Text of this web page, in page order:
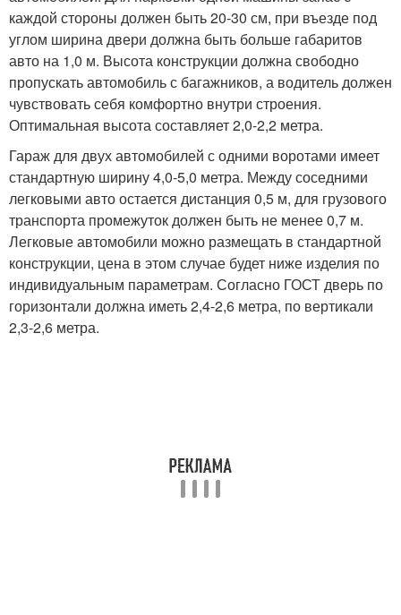
каждой стороны должен быть 20-30 см, при въезде под
углом ширина двери должна быть больше габаритов
авто на 1,0 м. Высота конструкции должна свободно
пропускать автомобиль с багажников, а водитель должен
чувствовать себя комфортно внутри строения.
Оптимальная высота составляет 2,0-2,2 метра.
Гараж для двух автомобилей с одними воротами имеет
стандартную ширину 4,0-5,0 метра. Между соседними
легковыми авто остается дистанция 0,5 м, для грузового
транспорта промежуток должен быть не менее 0,7 м.
Легковые автомобили можно размещать в стандартной
конструкции, цена в этом случае будет ниже изделия по
индивидуальным параметрам. Согласно ГОСТ дверь по
горизонтали должна иметь 2,4-2,6 метра, по вертикали
2,3-2,6 метра.